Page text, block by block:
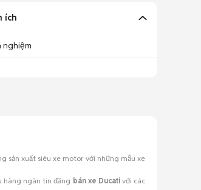
ích
nghiệm
sản xuất siêu xe motor với những mẫu xe
hàng ngàn tin đăng bán xe Ducati với các